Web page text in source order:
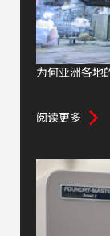
为何亚洲各地
阅读更多